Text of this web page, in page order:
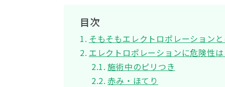
目次
そもそもエレクトロポレーション
エレクトロポレーションに危険性
施術中のピリつき
赤み・ほてり